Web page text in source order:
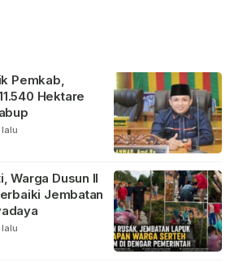
Pemkab,
Hektare
lalu
Warga Dusun II
Jembatan
lalu